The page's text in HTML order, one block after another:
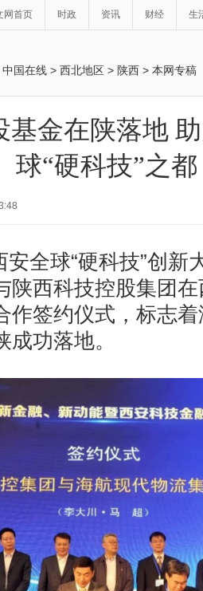
网首页 时政 资讯 财经 生
中国在线 > 西北地区 > 陕西 > 本网专稿
基金在陕落地
球“硬科技”之都
安全球“硬科技”创新
陕西科技控股集团
作签约仪式，标志
功落地。